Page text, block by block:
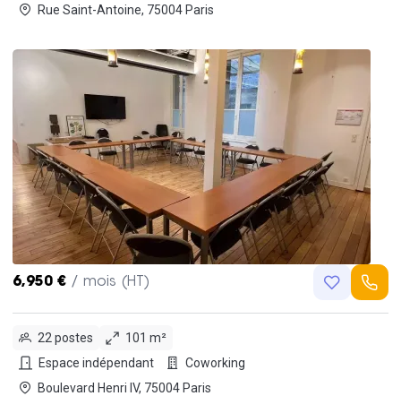
Rue Saint-Antoine, 75004 Paris
6,950 € / mois (HT)
22 postes
101 m²
Espace indépendant
Coworking
Boulevard Henri IV, 75004 Paris